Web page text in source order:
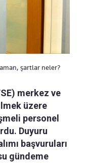
şartlar neler?
merkez ve
üzere
personel
Duyuru
başvuruları
gündeme